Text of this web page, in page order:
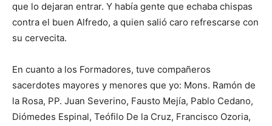
que lo dejaran entrar. Y había gente que echaba chispas
contra el buen Alfredo, a quien salió caro refrescarse con
su cervecita.
En cuanto a los Formadores, tuve compañeros
sacerdotes mayores y me­nores que yo: Mons. Ramón de
la Rosa, PP. Juan Severino, Fausto Mejía, Pa­blo Cedano,
Diómedes Espinal, Teófilo De la Cruz, Francisco Ozoria,